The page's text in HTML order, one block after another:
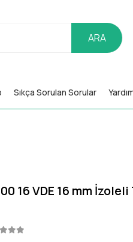
ARA
Sıkça Sorulan Sorular
16 VDE 16 mm İzoleli